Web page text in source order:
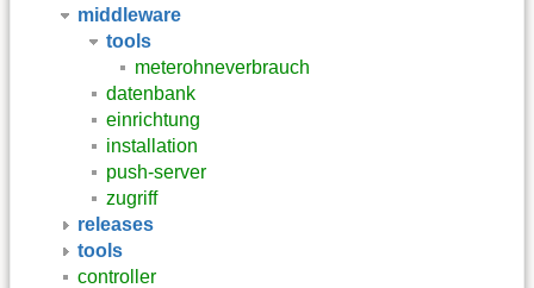
middleware
tools
meterohneverbrauch
datenbank
einrichtung
installation
push-server
zugriff
releases
tools
controller